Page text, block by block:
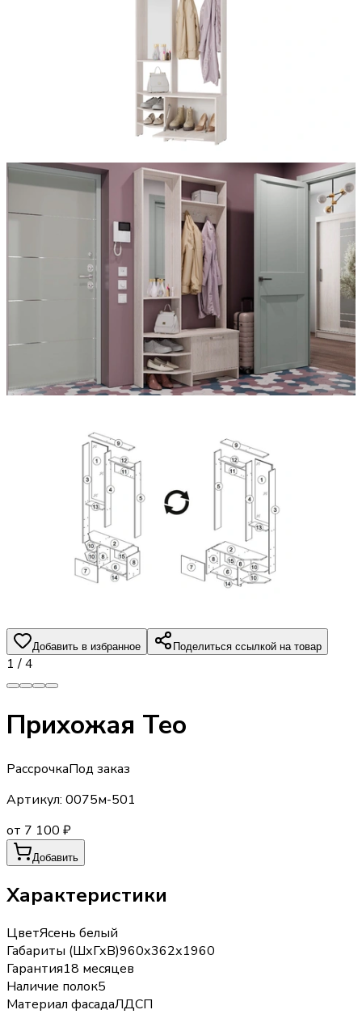
Добавить в избранное Поделиться ссылкой на товар
1 /4
Прихожая Тео
РассрочкаПод заказ
Артикул: 0075м-501
от 7 100 ₽
Добавить
Характеристики
ЦветЯсень белый
Габариты (ШхГхВ)960х362х1960
Гарантия18 месяцев
Наличие полок5
Материал фасадаЛДСП